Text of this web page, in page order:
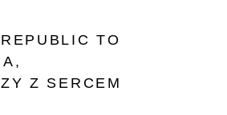
TO
Z SERCEM